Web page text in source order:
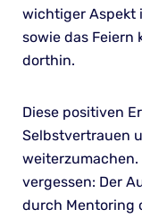
wichtiger Aspekt
sowie das Feiern
dorthin.
Diese positiven
Selbstvertrauen
vergessen: Der
durch Mentoring